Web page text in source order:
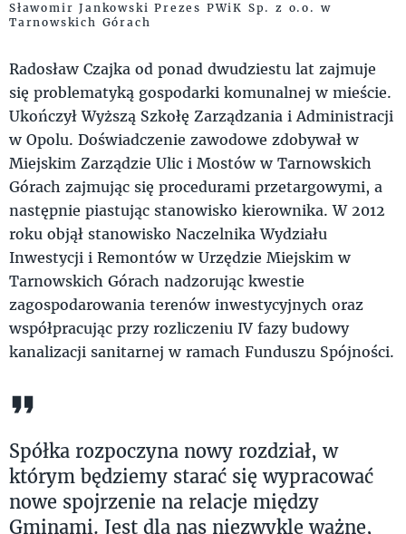
Sławomir Jankowski Prezes PWiK Sp. z o.o. w
Tarnowskich Górach
Radosław Czajka od ponad dwudziestu lat zajmuje
się problematyką gospodarki komunalnej w mieście.
Ukończył Wyższą Szkołę Zarządzania i Administracji
w Opolu. Doświadczenie zawodowe zdobywał w
Miejskim Zarządzie Ulic i Mostów w Tarnowskich
Górach zajmując się procedurami przetargowymi, a
następnie piastując stanowisko kierownika. W 2012
roku objął stanowisko Naczelnika Wydziału
Inwestycji i Remontów w Urzędzie Miejskim w
Tarnowskich Górach nadzorując kwestie
zagospodarowania terenów inwestycyjnych oraz
współpracując przy rozliczeniu IV fazy budowy
kanalizacji sanitarnej w ramach Funduszu Spójności.
Spółka rozpoczyna nowy rozdział, w
którym będziemy starać się wypracować
nowe spojrzenie na relacje między
Gminami. Jest dla nas niezwykle ważne,